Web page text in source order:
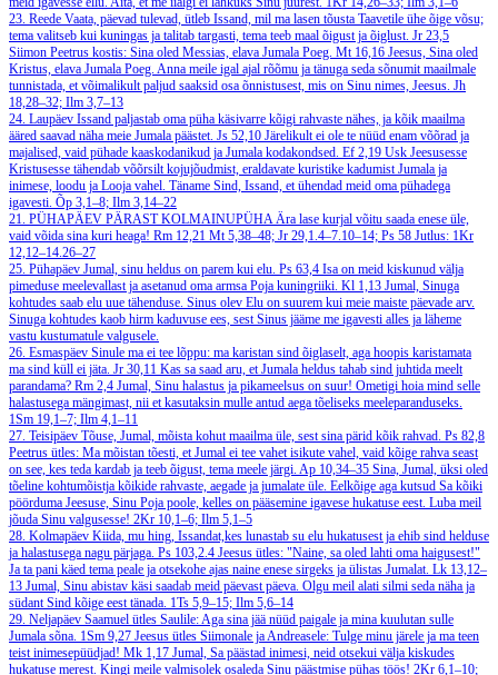
23. Reede Vaata, päevad tulevad, ütleb Issand, mil ma lasen tõusta Taavetile ühe õige võsu;
tema valitseb kui kuningas ja talitab targasti, tema teeb maal õigust ja õiglust. Jr 23,5
Siimon Peetrus kostis: Sina oled Messias, elava Jumala Poeg. Mt 16,16 Jeesus, Sina oled
Kristus, elava Jumala Poeg. Anna meile igal ajal rõõmu ja tänuga seda sõnumit maailmale
tunnistada, et võimalikult paljud saaksid osa õnnistusest, mis on Sinu nimes, Jeesus. Jh
18,28–32; Ilm 3,7–13
24. Laupäev Issand paljastab oma püha käsivarre kõigi rahvaste nähes, ja kõik maailma
ääred saavad näha meie Jumala päästet. Js 52,10 Järelikult ei ole te nüüd enam võõrad ja
majalised, vaid pühade kaaskodanikud ja Jumala kodakondsed. Ef 2,19 Usk Jeesusesse
Kristusesse tähendab võõrsilt kojujõudmist, eraldavate kuristike kadumist Jumala ja
inimese, loodu ja Looja vahel. Täname Sind, Issand, et ühendad meid oma pühadega
igavesti. Õp 3,1–8; Ilm 3,14–22
21. PÜHAPÄEV PÄRAST KOLMAINUPÜHAÄra lase kurjal võitu saada enese üle,
vaid võida sina kuri heaga! Rm 12,21 Mt 5,38–48; Jr 29,1.4–7.10–14; Ps 58 Jutlus: 1Kr
12,12–14.26–27
25. Pühapäev Jumal, sinu heldus on parem kui elu. Ps 63,4 Isa on meid kiskunud välja
pimeduse meelevallast ja asetanud oma armsa Poja kuningriiki. Kl 1,13 Jumal, Sinuga
kohtudes saab elu uue tähenduse. Sinus olev Elu on suurem kui meie maiste päevade arv.
Sinuga kohtudes kaob hirm kaduvuse ees, sest Sinus jääme me igavesti alles ja läheme
vastu kustumatule valgusele.
26. Esmaspäev Sinule ma ei tee lõppu: ma karistan sind õiglaselt, aga hoopis karistamata
ma sind küll ei jäta. Jr 30,11 Kas sa saad aru, et Jumala heldus tahab sind juhtida meelt
parandama? Rm 2,4 Jumal, Sinu halastus ja pikameelsus on suur! Ometigi hoia mind selle
halastusega mängimast, nii et kasutaksin mulle antud aega tõeliseks meeleparanduseks.
1Sm 19,1–7; Ilm 4,1–11
27. Teisipäev Tõuse, Jumal, mõista kohut maailma üle, sest sina pärid kõik rahvad. Ps 82,8
Peetrus ütles: Ma mõistan tõesti, et Jumal ei tee vahet isikute vahel, vaid kõige rahva seast
on see, kes teda kardab ja teeb õigust, tema meele järgi. Ap 10,34–35 Sina, Jumal, üksi oled
tõeline kohtumõistja kõikide rahvaste, aegade ja jumalate üle. Eelkõige aga kutsud Sa kõiki
pöörduma Jeesuse, Sinu Poja poole, kelles on pääsemine igavese hukatuse eest. Luba meil
jõuda Sinu valgusesse! 2Kr 10,1–6; Ilm 5,1–5
28. Kolmapäev Kiida, mu hing, Issandat,kes lunastab su elu hukatusest ja ehib sind helduse
ja halastusega nagu pärjaga. Ps 103,2.4 Jeesus ütles: "Naine, sa oled lahti oma haigusest!"
Ja ta pani käed tema peale ja otsekohe ajas naine enese sirgeks ja ülistas Jumalat. Lk 13,12–
13 Jumal, Sinu abistav käsi saadab meid päevast päeva. Olgu meil alati silmi seda näha ja
südant Sind kõige eest tänada. 1Ts 5,9–15; Ilm 5,6–14
29. Neljapäev Saamuel ütles Saulile: Aga sina jää nüüd paigale ja mina kuulutan sulle
Jumala sõna. 1Sm 9,27 Jeesus ütles Siimonale ja Andreasele: Tulge minu järele ja ma teen
teist inimesepüüdjad! Mk 1,17 Jumal, Sa päästad inimesi, neid otsekui välja kiskudes
hukatuse merest. Kingi meile valmisolek osaleda Sinu päästmise pühas töös! 2Kr 6,1–10;